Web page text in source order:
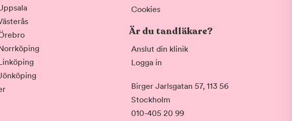
Cookies
Är du tandläkare?
Anslut din klinik
Logga in
Birger Jarlsgatan 57, 113 56
Stockholm
010-405 20 99